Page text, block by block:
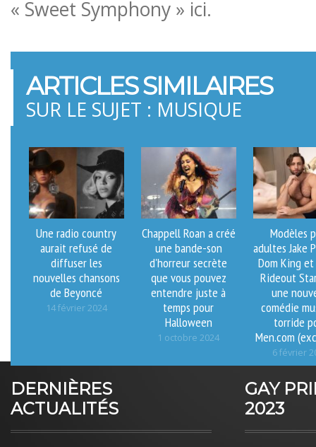
« Sweet Symphony » ici.
ARTICLES SIMILAIRES
SUR LE SUJET : MUSIQUE
Une radio country
aurait refusé de
diffuser les
nouvelles chansons
de Beyoncé
14 février 2024
Chappell Roan a créé
une bande-son
d'horreur secrète
que vous pouvez
entendre juste à
temps pour
Halloween
1 octobre 2024
Modèles
adultes Jake
Dom King et
Rideout
une
comédie
torride
Men.com
6 février
DERNIÈRES
ACTUALITÉS
GAY
2023